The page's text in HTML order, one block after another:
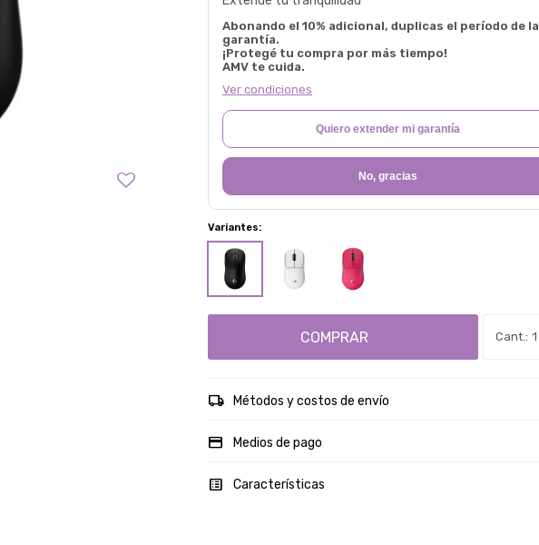
Abonando el 10% adicional, duplicas el período de la
garantía.
¡Protegé tu compra por más tiempo!
AMV te cuida.
Ver condiciones
Quiero extender mi garantía
No, gracias
Variantes:
1
COMPRAR
Métodos y costos de envío
Medios de pago
Características